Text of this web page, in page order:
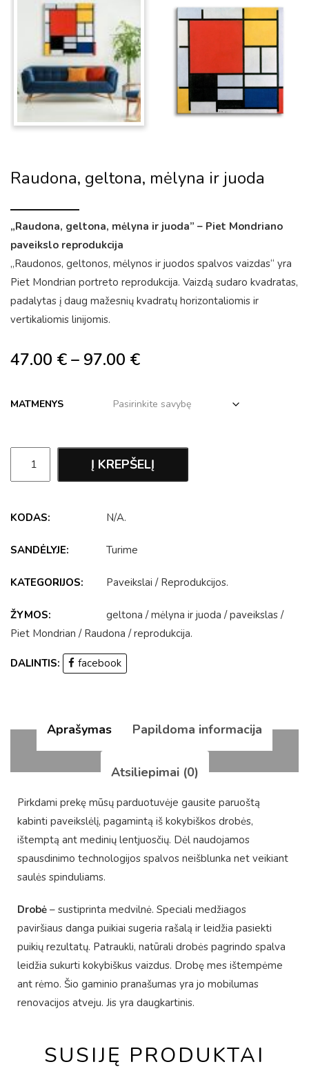
Raudona, geltona, mėlyna ir juoda
„Raudona, geltona, mėlyna ir juoda” – Piet Mondriano
paveikslo reprodukcija
„Raudonos, geltonos, mėlynos ir juodos spalvos vaizdas“ yra
Piet Mondrian portreto reprodukcija. Vaizdą sudaro kvadratas,
padalytas į daug mažesnių kvadratų horizontaliomis ir
vertikaliomis linijomis.
47.00 €– 97.00 €
MATMENYS
Į KREPŠELĮ
KODAS: N/A.
SANDĖLYJE: Turime
KATEGORIJOS: Paveikslai / Reprodukcijos.
ŽYMOS: geltona /mėlyna ir juoda /paveikslas /
Piet Mondrian / Raudona /reprodukcija.
DALINTIS: facebook
Aprašymas Papildoma informacija
Atsiliepimai (0)
Pirkdami prekę mūsų parduotuvėje gausite paruoštą
kabinti paveikslėlį, pagamintą iš kokybiškos drobės,
ištemptą ant medinių lentjuosčių. Dėl naudojamos
spausdinimo technologijos spalvos neišblunka net veikiant
saulės spinduliams.
Drobė – sustiprinta medvilnė. Speciali medžiagos
paviršiaus danga puikiai sugeria rašalą ir leidžia pasiekti
puikių rezultatų. Patraukli, natūrali drobės pagrindo spalva
leidžia sukurti kokybiškus vaizdus. Drobę mes ištempėme
ant rėmo. Šio gaminio pranašumas yra jo mobilumas
renovacijos atveju. Jis yra daugkartinis.
SUSIJĘ PRODUKTAI